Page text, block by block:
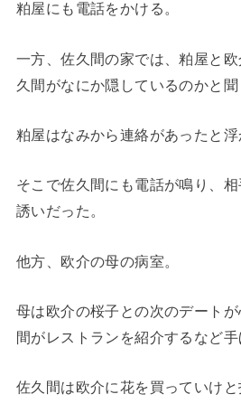
粕屋にも電話をかける。
一方、佐久間の家では、粕屋と
久間がなにか隠しているのかと聞
粕屋はなみから連絡があったと浮
そこで佐久間にも電話が鳴り、
誘いだった。
他方、欧介の母の病室。
母は欧介の桜子との次のデート
間がレストランを紹介するなど手
佐久間は欧介に花を買っていけと